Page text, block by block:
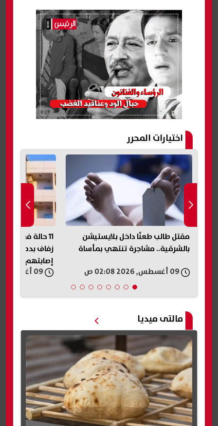
اختيارات المحرر
مقتل طالب طعنًا داخل بلايستيشن
بالشرقية.. مشاجرة تنتهي بمأساة
11 حالة في
زفاف بدمياط..
إصابتهم
مالتى ميديا